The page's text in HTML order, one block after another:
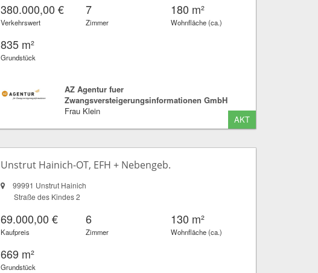
380.000,00 €
Verkehrswert
7
Zimmer
180 m²
Wohnfläche (ca.)
835 m²
Grundstück
AZ Agentur fuer
Zwangsversteigerungsinformationen GmbH
Frau Klein
AKT
Unstrut Hainich-OT, EFH + Nebengeb.
99991 Unstrut Hainich
Straße des Kindes 2
69.000,00 €
Kaufpreis
6
Zimmer
130 m²
Wohnfläche (ca.)
669 m²
Grundstück